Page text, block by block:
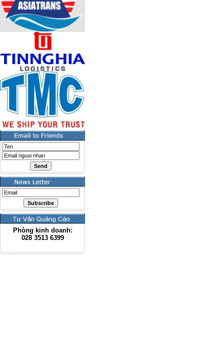
Phòng kinh doanh:
028 3513 6399